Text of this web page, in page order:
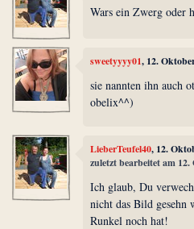
Wars ein Zwerg oder
sweetyyyy01, 12.
sie nannten ihn auch
obelix^^)
LieberTeufel40, 12.
zuletzt bearbeitet am
Ich glaub, Du
nicht das Bild gesehn
Runkel noch hat!